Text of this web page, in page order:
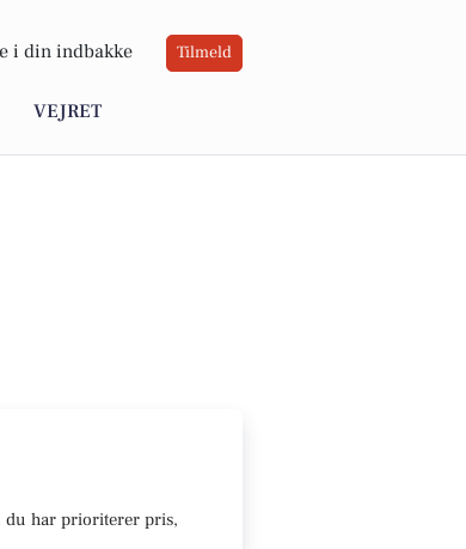
i din indbakke Tilmeld
VEJRET
du har prioriterer pris,